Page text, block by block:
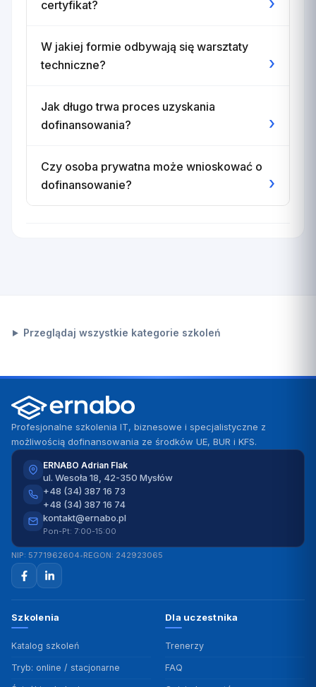
certyfikat?
W jakiej formie odbywają się warsztaty
techniczne?
›
Jak długo trwa proces uzyskania
dofinansowania?
›
Czy osoba prywatna może wnioskować o
dofinansowanie?
›
Przeglądaj wszystkie kategorie szkoleń
Profesjonalne szkolenia IT, biznesowe i specjalistyczne z
możliwością dofinansowania ze środków UE, BUR i KFS.
ERNABO Adrian Flak
ul. Wesoła 18, 42-350 Mysłów
+48 (34) 387 16 73
+48 (34) 387 16 74
kontakt@ernabo.pl
Pon-Pt: 7:00-15:00
NIP: 5771962604•REGON: 242923065
Szkolenia
Katalog szkoleń
Tryb: online / stacjonarne
Dla uczestnika
Trenerzy
FAQ